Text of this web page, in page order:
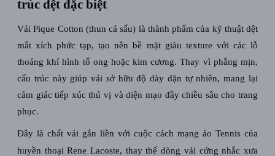
trúc dệt đặc biệt
Vải Pique Cotton (thun cá sấu) là thành phẩm của kỹ thuật dệt
mắt xích phức tạp, tạo nên bề mặt giàu texture với các lỗ
thoáng khí hình tổ ong hoặc kim cương.Thay vì phẳng mịn,
cấu trúc này giúp vải sở hữu độ dày dặn tự nhiên, mang lại
cảm giác tiếp xúc thú vị và diện mạo đầy chiều sâu cho trang
phục.
Đây là chất vải gắn liền với cuộc cách mạng áo Tennis của
huyền thoại Rene Lacoste, thay thế dòng vải cứng nhắc xưa